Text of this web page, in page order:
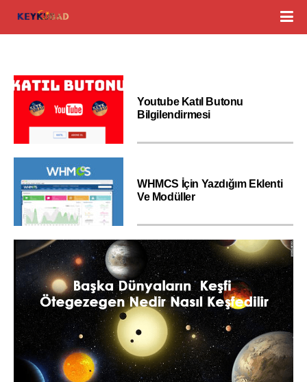
Youtube Katıl Butonu
Bilgilendirmesi
WHMCS İçin Yazdığım Eklenti
Ve Modüller